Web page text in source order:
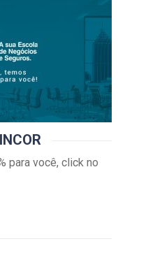
para você, click no